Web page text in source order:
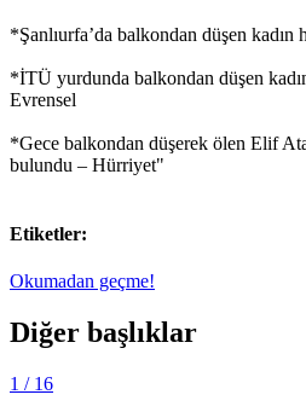
*Şanlıurfa’da balkondan düşen kadın
*İTÜ yurdunda balkondan düşen
Evrensel
*Gece balkondan düşerek ölen Elif
bulundu – Hürriyet"
Etiketler:
Okumadan geçme!
Diğer başlıklar
1 / 16